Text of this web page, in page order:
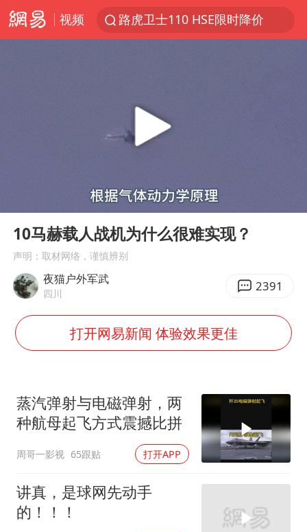
视频
路虎卫士110 HSE限时降价
我国发现稀散金属独立新矿物——乌斯河锗矿
朱一龙的鼻子怎么了
大疆错失宇树
周星驰妈妈现身香港首映礼
上海地铁4条线路全线停运
56岁刘奕君跟13岁女儿合跳
梅婷12岁女儿百花奖发言
从科技创新看开局起步的时与势
Play
10马赫载人战机为什么很难实现？
声明：取材网络，谨慎辨别
夜猫户外军武
四川 2391
打开网易新闻 体验效果更佳
蒸汽弹射与电磁弹射，两
种航母起飞方式震撼比拼
周哥一影视 65跟贴 打开APP
讲真，是球网先动手
的！！！